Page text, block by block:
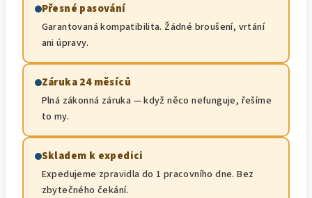
Přesné pasování
Garantovaná kompatibilita. Žádné broušení, vrtání
ani úpravy.
Záruka 24 měsíců
Plná zákonná záruka — když něco nefunguje, řešíme
to my.
Skladem k expedici
Expedujeme zpravidla do 1 pracovního dne. Bez
zbytečného čekání.